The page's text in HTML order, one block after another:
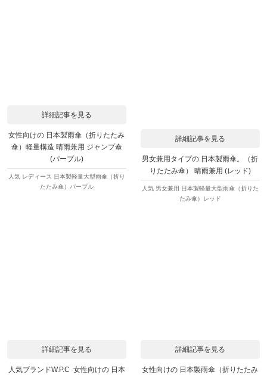
詳細記事を見る
女性向けの 日本製雨傘（折りたたみ
傘）軽量構造 晴雨兼用 ジャンプ傘
(パープル)
人気 レディース 日本製軽量大型雨傘（折り
たたみ傘）パープル
詳細記事を見る
男女兼用タイプの 日本製雨傘。（折
りたたみ傘） 晴雨兼用 (レッド)
人気 男女兼用 日本製軽量大型雨傘（折りた
たみ傘）レッド
詳細記事を見る
人気ブランドW.P.C 女性向けの 日本
詳細記事を見る
女性向けの 日本製雨傘（折りたたみ